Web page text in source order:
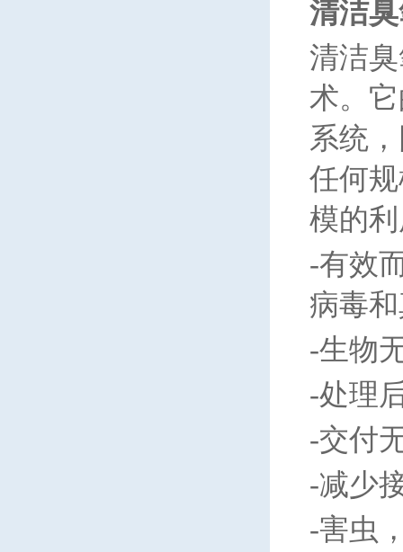
清洁
清洁
术。
系统
任何
模的
-有效
病毒
-生物
-处理
-交付
-减少
-害虫